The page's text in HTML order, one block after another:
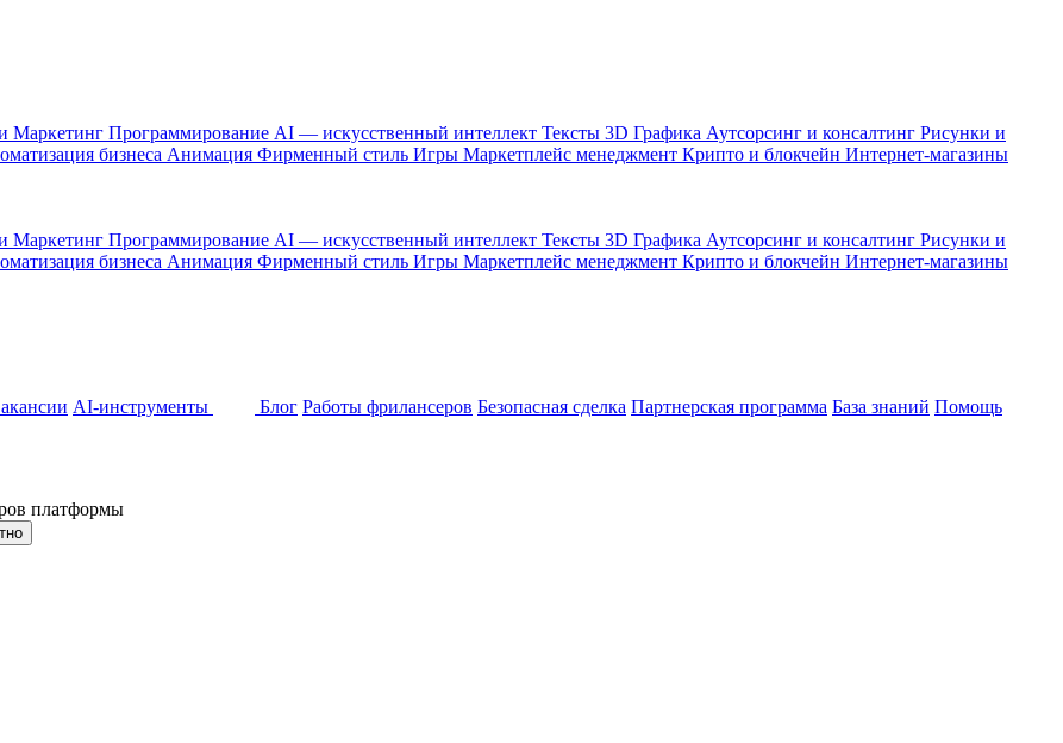
Маркетинг Программирование AI — искусственный интеллект Тексты 3D Графика Аутсорсинг и консалтинг Рисунки и
бизнеса Анимация Фирменный стиль Игры Маркетплейс менеджмент Крипто и блокчейн Интернет-магазины
Маркетинг Программирование AI — искусственный интеллект Тексты 3D Графика Аутсорсинг и консалтинг Рисунки и
бизнеса Анимация Фирменный стиль Игры Маркетплейс менеджмент Крипто и блокчейн Интернет-магазины
AI-инструменты Блог Работы фрилансеров Безопасная сделка Партнерская программа База знаний Помощь
платформы